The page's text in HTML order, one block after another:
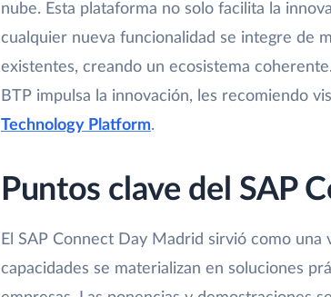
nube. Esta plataforma no solo facilita la
cualquier nueva funcionalidad se integre de
existentes, creando un ecosistema
BTP impulsa la innovación, les recomiendo
Technology Platform.
Puntos clave del SAP
El SAP Connect Day Madrid sirvió como
capacidades se materializan en soluciones